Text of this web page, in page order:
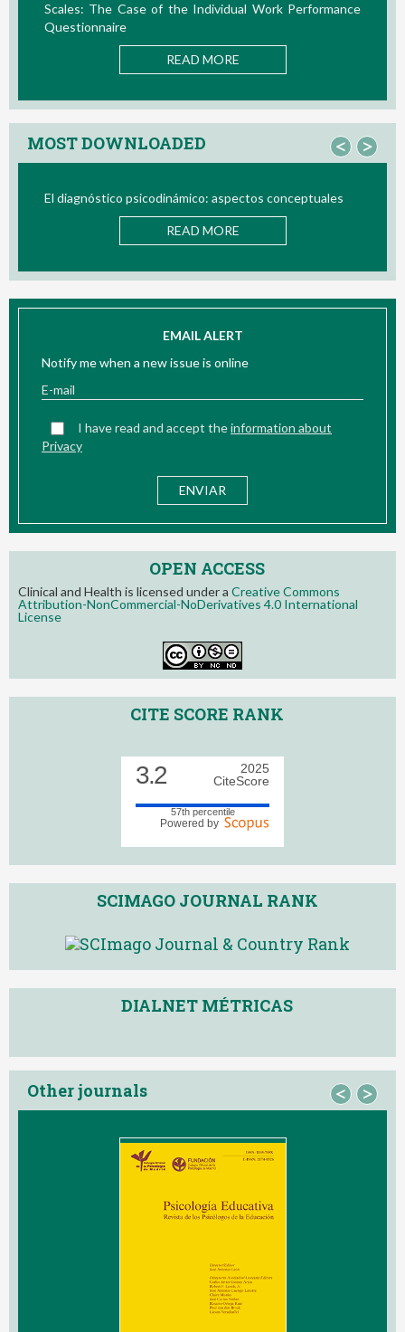
Work Performance
Nuevos Desarrollos en la Última
MOST DOWNLOADED < >
aspectos conceptuales Bio/neurofeedback
EMAIL ALERT
Notify me when a new issue is online
I have read and accept theinformation about
Privacy
OPEN ACCESS
Clinical and Health is licensed under a Creative Commons
Attribution-NonCommercial-NoDerivatives 4.0 International
License
CITE SCORE RANK
3.2
2025
CiteScore
57th percentile
Powered by
SCIMAGO JOURNAL RANK
DIALNET MÉTRICAS
Other journals < >